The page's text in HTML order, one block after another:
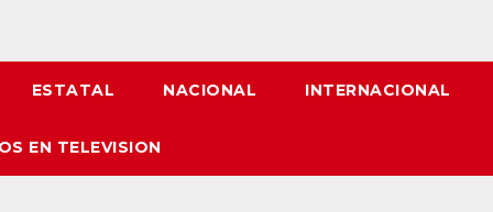
ESTATAL NACIONAL INTERNACIONAL
EN TELEVISION